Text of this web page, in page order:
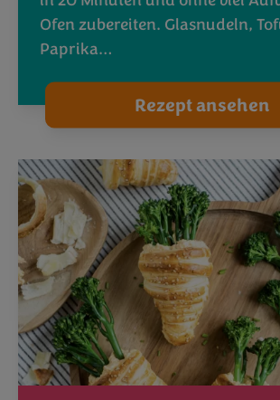
Ofen zubereiten. Glasnudeln,
Paprika…
Rezept ansehen